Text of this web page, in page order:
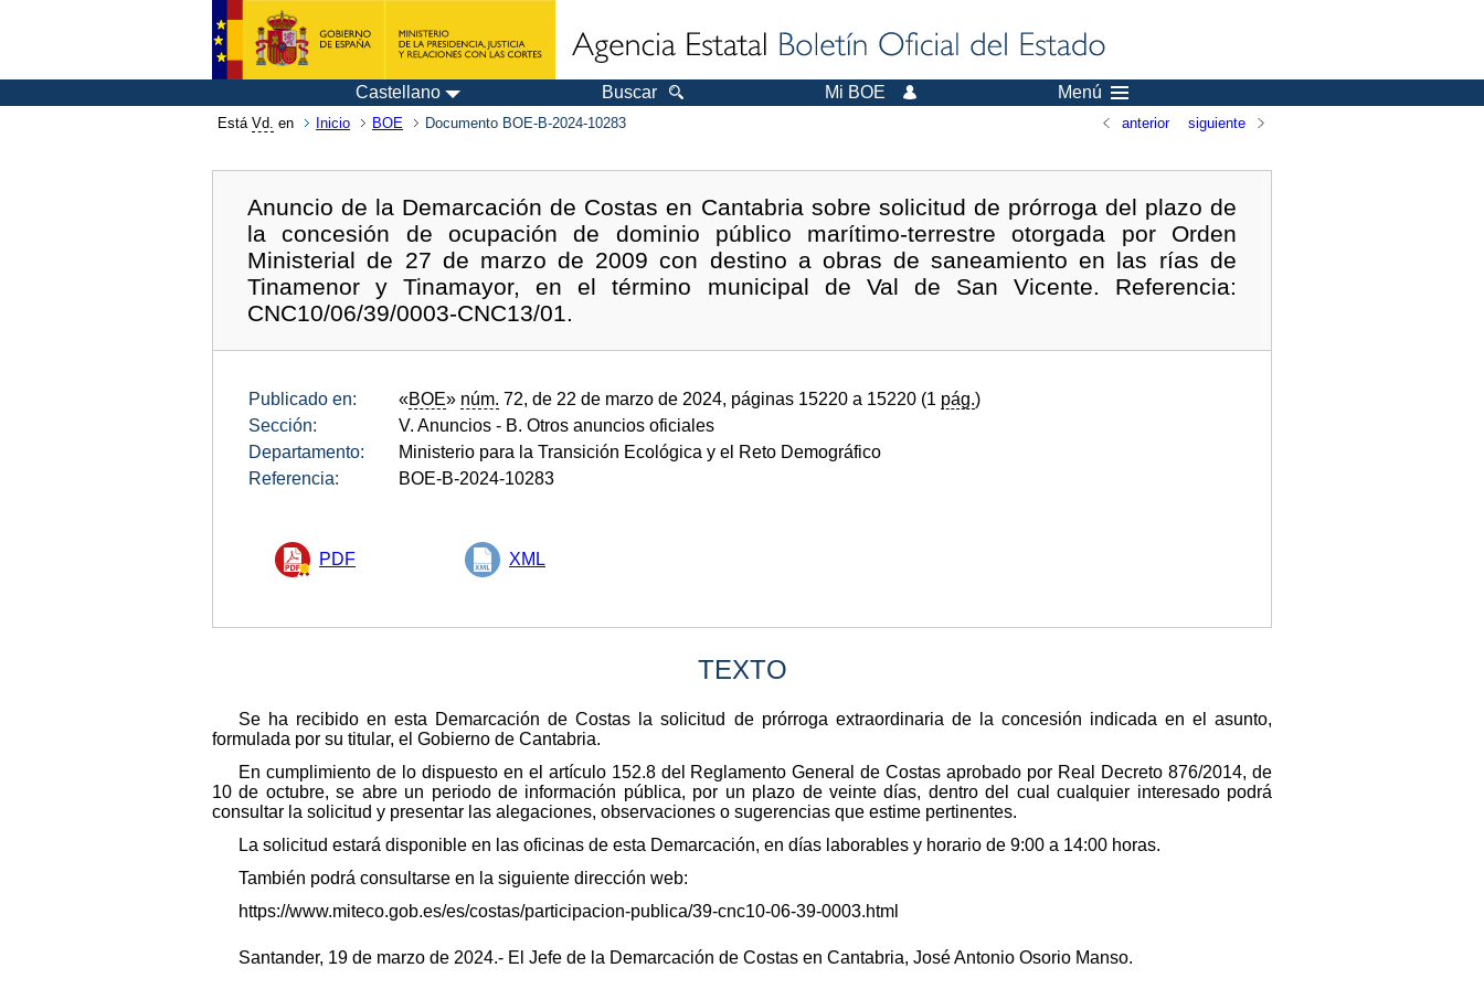
Castellano Buscar Mi BOE Menú
Está Vd. en Inicio BOE Documento BOE-B-2024-10283 anterior siguiente
Anuncio de la Demarcación de Costas en Cantabria sobre solicitud de prórroga del plazo de
la concesión de ocupación de dominio público marítimo-terrestre otorgada por Orden
Ministerial de 27 de marzo de 2009 con destino a obras de saneamiento en las rías de
Tinamenor y Tinamayor, en el término municipal de Val de San Vicente. Referencia:
CNC10/06/39/0003-CNC13/01.
Publicado en: «BOE» núm. 72, de 22 de marzo de 2024, páginas 15220 a 15220 (1 pág.)
Sección:
V. Anuncios - B. Otros anuncios oficiales
Departamento:
Ministerio para la Transición Ecológica y el Reto Demográfico
Referencia:
BOE-B-2024-10283
PDF XML
TEXTO
Se ha recibido en esta Demarcación de Costas la solicitud de prórroga extraordinaria de la concesión indicada en el asunto,
formulada por su titular, el Gobierno de Cantabria.
En cumplimiento de lo dispuesto en el artículo 152.8 del Reglamento General de Costas aprobado por Real Decreto 876/2014, de
10 de octubre, se abre un periodo de información pública, por un plazo de veinte días, dentro del cual cualquier interesado podrá
consultar la solicitud y presentar las alegaciones, observaciones o sugerencias que estime pertinentes.
La solicitud estará disponible en las oficinas de esta Demarcación, en días laborables y horario de 9:00 a 14:00 horas.
También podrá consultarse en la siguiente dirección web:
https://www.miteco.gob.es/es/costas/participacion-publica/39-cnc10-06-39-0003.html
Santander, 19 de marzo de 2024.- El Jefe de la Demarcación de Costas en Cantabria, José Antonio Osorio Manso.